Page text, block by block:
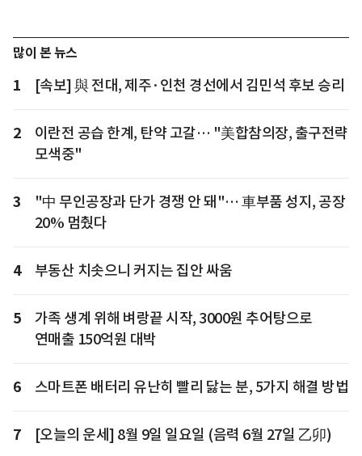
많이 본 뉴스
1 [속보] 與 전대, 제주·인천 경선에서 김민석 후보 승리
2
이란전 공습 한계, 탄약 고갈… "美합참의장, 출구전략
모색중"
3
"中 무인공장과 단가 경쟁 안 돼"… 車부품 성지, 공장
20% 멈췄다
4 부동산 치솟으니 커지는 집안 싸움
5
가족 생계 위해 벼랑끝 시작, 3000원 추어탕으로
연매출 150억원 대박
6 스마트폰 배터리 유난히 빨리 닳는 분, 5가지 해결 방법
7 [오늘의 운세] 8월 9일 일요일 (음력 6월 27일 乙卯)